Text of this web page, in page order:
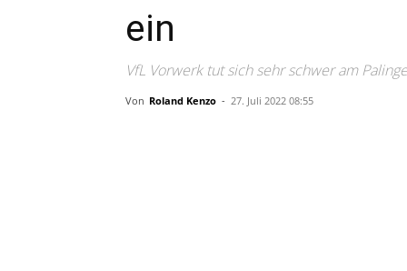
ein
VfL Vorwerk tut sich sehr schwer am
Von Roland Kenzo - 27. Juli 2022 08:55